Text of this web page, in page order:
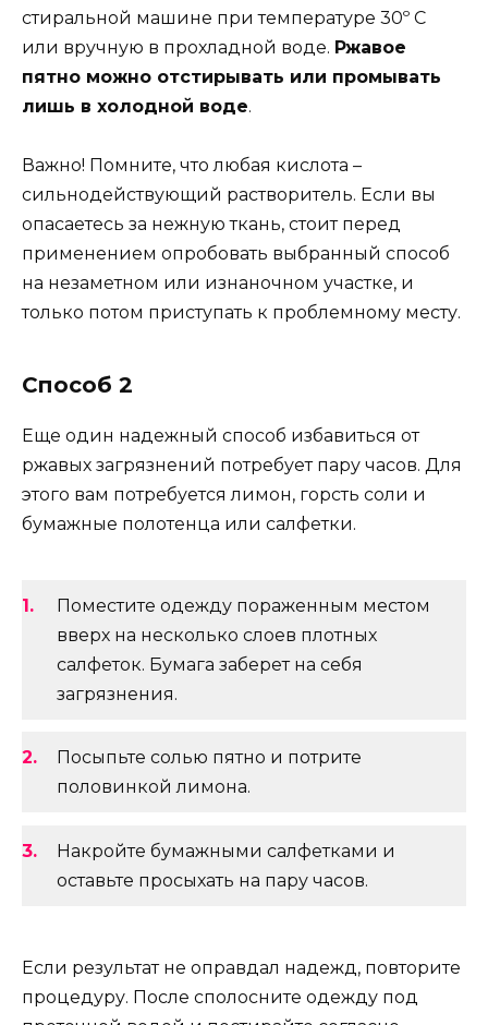
стиральной машине при температуре 30º C
или вручную в прохладной воде. Ржавое
пятно можно отстирывать или промывать
лишь в холодной воде.
Важно! Помните, что любая кислота –
сильнодействующий растворитель. Если вы
опасаетесь за нежную ткань, стоит перед
применением опробовать выбранный способ
на незаметном или изнаночном участке, и
только потом приступать к проблемному месту.
Способ 2
Еще один надежный способ избавиться от
ржавых загрязнений потребует пару часов. Для
этого вам потребуется лимон, горсть соли и
бумажные полотенца или салфетки.
Поместите одежду пораженным местом
вверх на несколько слоев плотных
салфеток. Бумага заберет на себя
загрязнения.
Посыпьте солью пятно и потрите
половинкой лимона.
Накройте бумажными салфетками и
оставьте просыхать на пару часов.
Если результат не оправдал надежд, повторите
процедуру. После сполосните одежду под